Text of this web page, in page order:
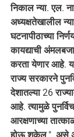
निकाल न्या. एल.
अध्यक्षतेखालील
घटनापीठाच्या
कायद्याची
करता येणार आहे.
राज्य सरकारने
देशातल्या 26
आहे. त्यामुळे
आरक्षणाच्या